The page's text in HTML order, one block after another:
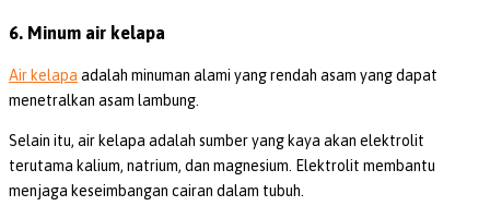
6. Minum air kelapa
Air kelapa adalah minuman alami yang rendah asam yang dapat
menetralkan asam lambung.
Selain itu, air kelapa adalah sumber yang kaya akan elektrolit
terutama kalium, natrium, dan magnesium. Elektrolit membantu
menjaga keseimbangan cairan dalam tubuh.